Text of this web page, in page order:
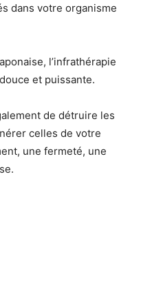
dans votre organisme
l’infrathérapie
et puissante.
de détruire les
celles de votre
une fermeté, une